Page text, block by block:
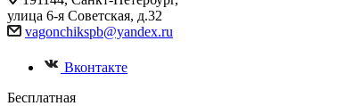
улица 6-я Советская, д.32
vagonchikspb@yandex.ru
Вконтакте
Бесплатная